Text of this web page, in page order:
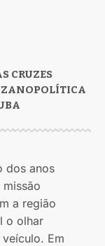
CRUZES
POLÍTICA
dos anos
a região
o olhar
Em